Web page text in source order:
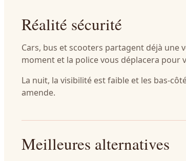
Réalité sécurité
Cars, bus et scooters partagent déjà une
moment et la police vous déplacera pour
La nuit, la visibilité est faible et les bas-
amende.
Meilleures alternatives